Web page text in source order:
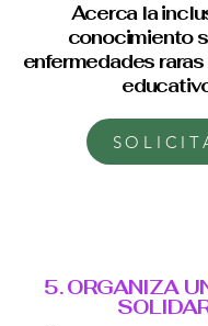
Acerca la
conocimiento
enfermedades
5. ORGANIZA